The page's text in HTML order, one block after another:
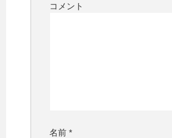
コメント
名前 *